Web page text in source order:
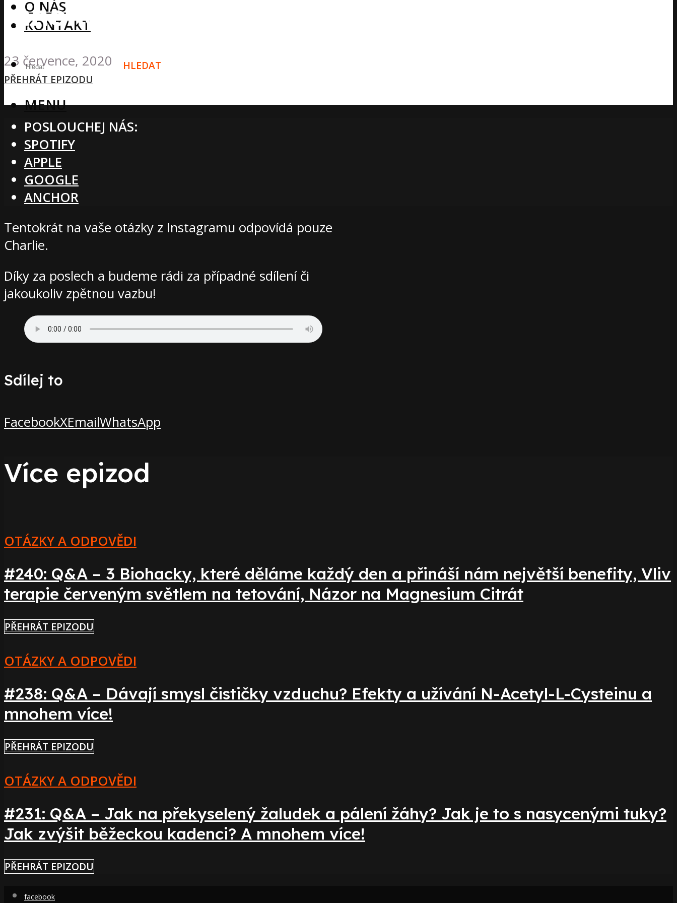
O NÁS
KONTAKT
HLEDAT
MENU
mnohem více
23 července, 2020
PŘEHRÁT EPIZODU
POSLOUCHEJ NÁS:
SPOTIFY
APPLE
GOOGLE
ANCHOR
Tentokrát na vaše otázky z Instagramu odpovídá pouze
Charlie.
Díky za poslech a budeme rádi za případné sdílení či
jakoukoliv zpětnou vazbu!
Sdílej to
FacebookXEmailWhatsApp
Více epizod
OTÁZKY A ODPOVĚDI
#240: Q&A – 3 Biohacky, které děláme každý den a přináší nám největší benefity, Vliv
terapie červeným světlem na tetování, Názor na Magnesium Citrát
PŘEHRÁT EPIZODU
OTÁZKY A ODPOVĚDI
#238: Q&A – Dávají smysl čističky vzduchu? Efekty a užívání N-Acetyl-L-Cysteinu a
mnohem více!
PŘEHRÁT EPIZODU
OTÁZKY A ODPOVĚDI
#231: Q&A – Jak na překyselený žaludek a pálení žáhy? Jak je to s nasycenými tuky?
Jak zvýšit běžeckou kadenci? A mnohem více!
PŘEHRÁT EPIZODU
facebook